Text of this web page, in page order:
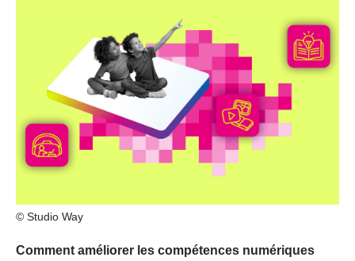
© Studio Way
Comment améliorer les compétences numériques